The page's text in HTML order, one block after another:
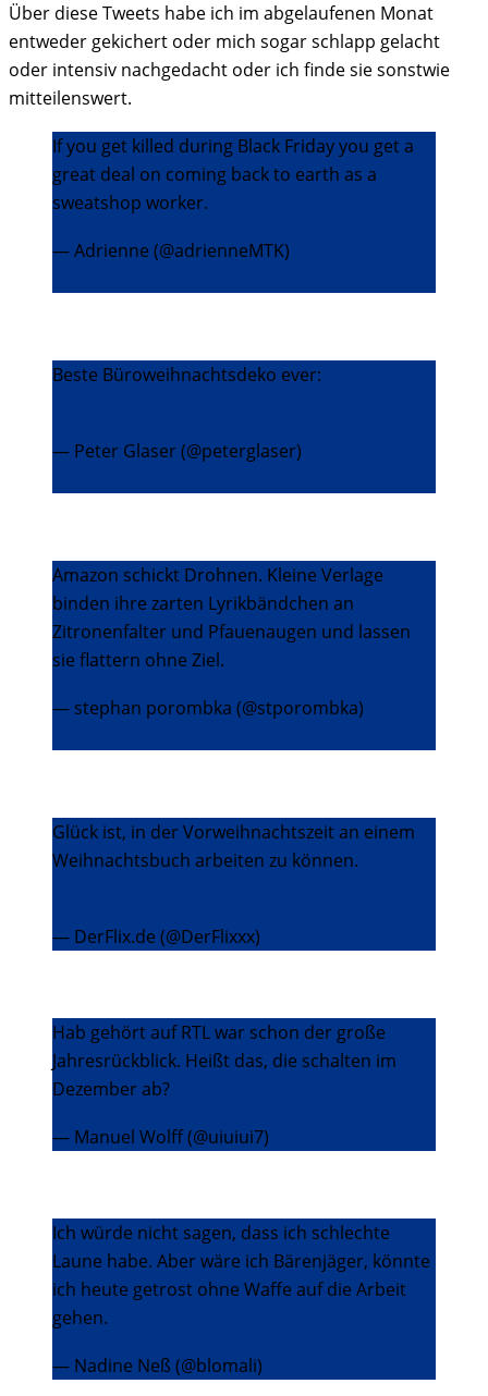
Über diese Tweets habe ich im abgelaufenen Monat
entweder gekichert oder mich sogar schlapp gelacht
oder intensiv nachgedacht oder ich finde sie sonstwie
mitteilenswert.
If you get killed during Black Friday you get a
great deal on coming back to earth as a
sweatshop worker.
— Adrienne (@adrienneMTK)
Beste Büroweihnachtsdeko ever:
— Peter Glaser (@peterglaser)
Amazon schickt Drohnen. Kleine Verlage
binden ihre zarten Lyrikbändchen an
Zitronenfalter und Pfauenaugen und lassen
sie flattern ohne Ziel.
— stephan porombka (@stporombka)
Glück ist, in der Vorweihnachtszeit an einem
Weihnachtsbuch arbeiten zu können.
— DerFlix.de (@DerFlixxx)
Hab gehört auf RTL war schon der große
Jahresrückblick. Heißt das, die schalten im
Dezember ab?
— Manuel Wolff (@uiuiui7)
Ich würde nicht sagen, dass ich schlechte
Laune habe. Aber wäre ich Bärenjäger, könnte
ich heute getrost ohne Waffe auf die Arbeit
gehen.
— Nadine Neß (@blomali)